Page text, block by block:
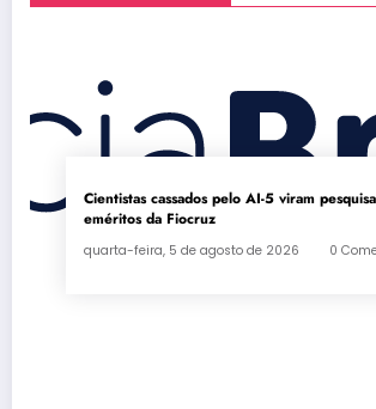
Cientistas cassados pelo AI-5 viram
eméritos da Fiocruz
quarta-feira, 5 de agosto de 2026 0